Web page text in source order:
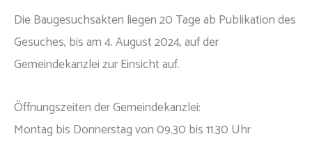
Die Baugesuchsakten liegen 20 Tage ab Publikation des
Gesuches, bis am 4. August 2024, auf der
Gemeindekanzlei zur Einsicht auf.
Öffnungszeiten der Gemeindekanzlei:
Montag bis Donnerstag von 09.30 bis 11.30 Uhr